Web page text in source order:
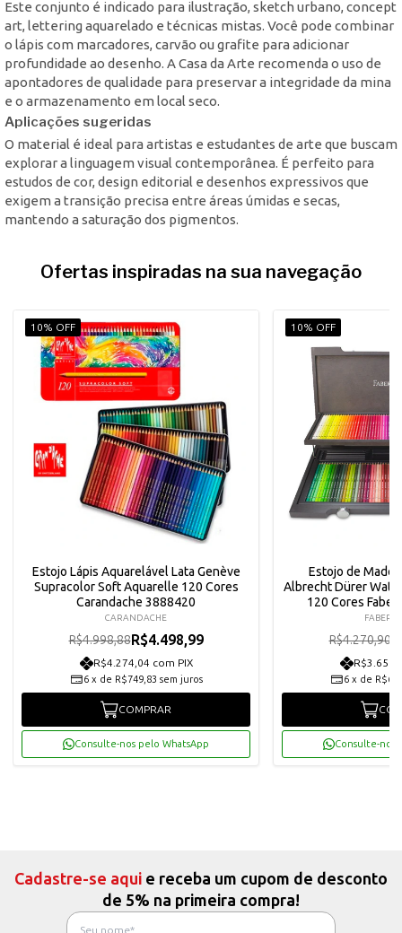
Este conjunto é indicado para ilustração, sketch urbano, concept
art, lettering aquarelado e técnicas mistas. Você pode combinar
o lápis com marcadores, carvão ou grafite para adicionar
profundidade ao desenho. A Casa da Arte recomenda o uso de
apontadores de qualidade para preservar a integridade da mina
e o armazenamento em local seco.
Aplicações sugeridas
O material é ideal para artistas e estudantes de arte que buscam
explorar a linguagem visual contemporânea. É perfeito para
estudos de cor, design editorial e desenhos expressivos que
exigem a transição precisa entre áreas úmidas e secas,
mantendo a saturação dos pigmentos.
Ofertas inspiradas na sua navegação
10% OFF
Estojo Lápis Aquarelável Lata Genève
Supracolor Soft Aquarelle 120 Cores
Carandache 3888420
CARANDACHE
R$4.998,88R$4.498,99
R$4.274,04 com PIX
6 x de R$749,83 sem juros
COMPRAR
Consulte-nos pelo WhatsApp
10% OFF
Estojo de
Albrecht Dürer
120 Cores
FABER
R$4.270,90
6 x de
Consulte-nos
Cadastre-se aqui e receba um cupom de desconto
de 5% na primeira compra!